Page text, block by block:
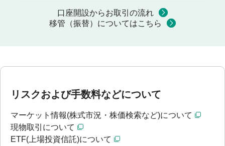
口座開設からお取引の流れ
移管（振替）についてはこちら
リスクおよび手数料などについて
マーケット情報(株式市況・株価検索など)について
現物取引について
ETF(上場投資信託)について